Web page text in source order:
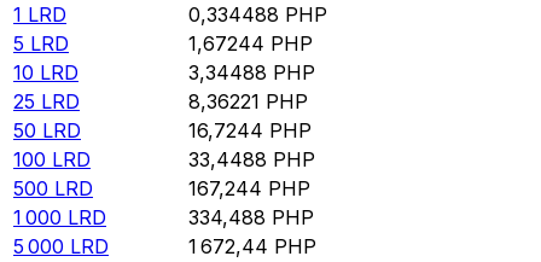
1 LRD 0,334488 PHP
5 LRD 1,67244 PHP
10 LRD 3,34488 PHP
25 LRD 8,36221 PHP
50 LRD 16,7244 PHP
100 LRD 33,4488 PHP
500 LRD 167,244 PHP
1 000 LRD 334,488 PHP
5 000 LRD 1 672,44 PHP